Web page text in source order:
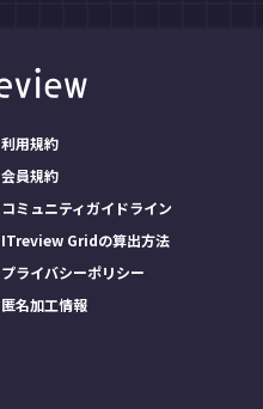
利用規約
会員規約
コミュニティガイドライン
ITreview Gridの算出方法
プライバシーポリシー
匿名加工情報